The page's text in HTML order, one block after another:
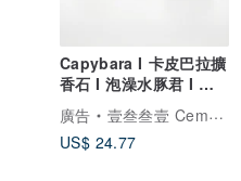
Capybara I 卡皮巴拉擴
香石 I 泡澡水豚君 I 附
5ml精油－交換禮物
廣告
壹叁叁壹 Cementer No.1331
US$ 24.77